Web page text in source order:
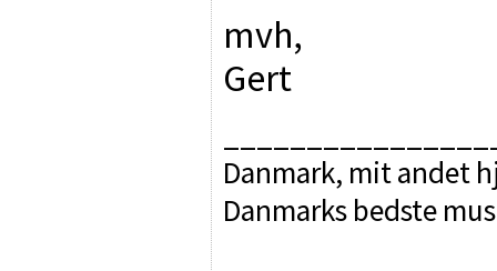
mvh,
Gert
Danmark, mit andet
Danmarks bedste